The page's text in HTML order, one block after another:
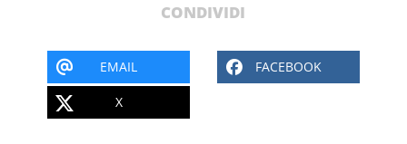
CONDIVIDI
EMAIL FACEBOOK
X